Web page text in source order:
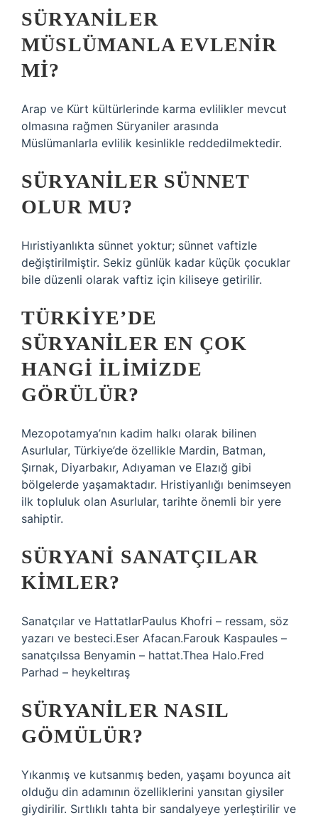
SÜRYANILER
MÜSLÜMANLA EVLENIR
MI?
Arap ve Kürt kültürlerinde karma evlilikler mevcut
olmasına rağmen Süryaniler arasında
Müslümanlarla evlilik kesinlikle reddedilmektedir.
SÜRYANILER SÜNNET
OLUR MU?
Hıristiyanlıkta sünnet yoktur; sünnet vaftizle
değiştirilmiştir. Sekiz günlük kadar küçük çocuklar
bile düzenli olarak vaftiz için kiliseye getirilir.
TÜRKIYE’DE
SÜRYANILER EN ÇOK
HANGI ILIMIZDE
GÖRÜLÜR?
Mezopotamya’nın kadim halkı olarak bilinen
Asurlular, Türkiye’de özellikle Mardin, Batman,
Şırnak, Diyarbakır, Adıyaman ve Elazığ gibi
bölgelerde yaşamaktadır. Hristiyanlığı benimseyen
ilk topluluk olan Asurlular, tarihte önemli bir yere
sahiptir.
SÜRYANI SANATÇILAR
KIMLER?
Sanatçılar ve HattatlarPaulus Khofri – ressam, söz
yazarı ve besteci.Eser Afacan.Farouk Kaspaules –
sanatçıIssa Benyamin – hattat.Thea Halo.Fred
Parhad – heykeltıraş
SÜRYANILER NASIL
GÖMÜLÜR?
Yıkanmış ve kutsanmış beden, yaşamı boyunca ait
olduğu din adamının özelliklerini yansıtan giysiler
giydirilir. Sırtlıklı tahta bir sandalyeye yerleştirilir ve